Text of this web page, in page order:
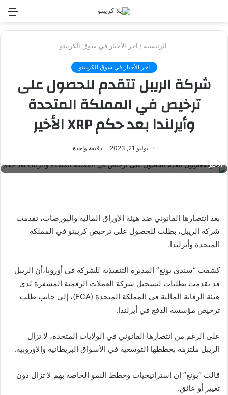
الرئيسية / اخر الأخبار في سوق الكريبتو
اخر الأخبار في سوق الكريبتو
شركة الريبل تتقدم للحصول على
ترخيص في المملكة المتحدة
وأيرلندا بعد حكم XRP الأخير
يوليو 21, 2023 دقيقة واحدة
الأخير
بعد انتصارها القانوني ضد هيئة الأوراق المالية والبورصات، تقدمت
شركة الريبل، بطلب للحصول على ترخيص كريبتو في المملكة
المتحدة وأيرلندا.
كشفت “سندي يونغ” المديرة التنفيذية للشركة في أوروبا،أن الريبل
قد تقدمت بطلبات لتسجيل شركة العملات الرقمية المشفرة لدى
هيئة الرقابة المالية في المملكة المتحدة (FCA)، إلى جانب طلب
ترخيص مؤسسة الدفع في أيرلندا.
على الرغم من انتصارها القانوني في الولايات المتحدة، لا تزال
الريبل ملتزمة بخططها التوسعية في الأسواق البريطانية والأوروبية.
قالت “يونغ” إن استراتيجيات وخطط النمو الخاصة بهم لا تزال دون
تغيير أو عائق.